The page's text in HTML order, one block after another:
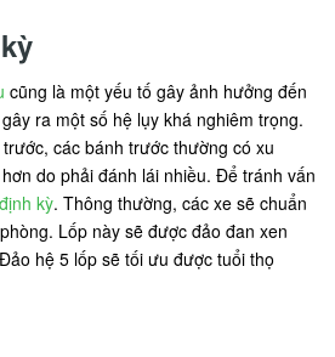
cũng là một yếu tố gây ảnh hưởng đến
ra một số hệ lụy khá nghiêm trọng.
các bánh trước thường có xu
do phải đánh lái nhiều. Để tránh vấn
kỳ. Thông thường, các xe sẽ chuẩn
Lốp này sẽ được đảo đan xen
hệ 5 lốp sẽ tối ưu được tuổi thọ